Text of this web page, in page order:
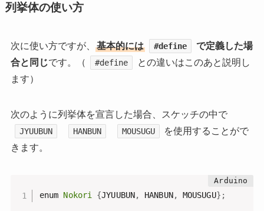
列挙体の使い方
次に使い方ですが、 基本的には #define
で定義した場
合と同じです。（ #define
との違いはこのあと説明し
ます）
次のように列挙体を宣言した場合、スケッチの中で
JYUUBUN HANBUN MOUSUGU
を使用することがで
きます。
enum Nokori {JYUUBUN, HANBUN, MOUSUGU} ;